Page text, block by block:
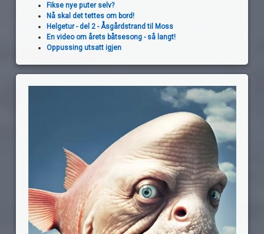
Fikse nye puter selv?
Nå skal det tettes om bord!
Helgetur - del 2 - Åsgårdstrand til Moss
En video om årets båtsesong - så langt!
Oppussing utsatt igjen